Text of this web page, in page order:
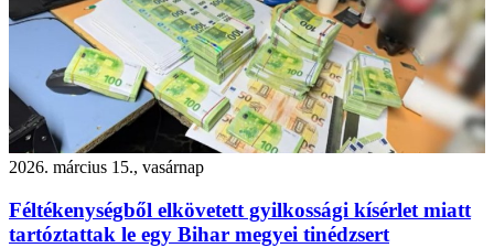
2026. március 15., vasárnap
Féltékenységből elkövetett gyilkossági kísérlet miatt
tartóztattak le egy Bihar megyei tinédzsert